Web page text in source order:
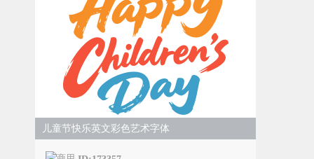
儿童节快乐英文彩色艺术字体